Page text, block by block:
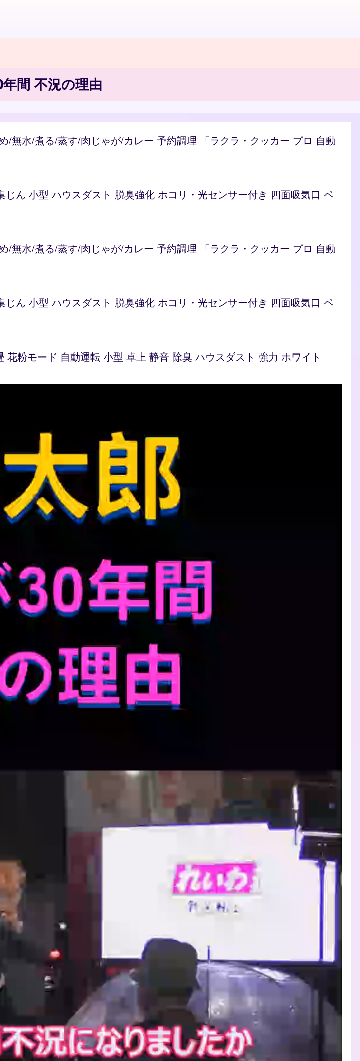
間 不況の理由
無水/煮る/蒸す/肉じゃが/カレー 予約調理 「ラクラ・クッカー プロ 自動
ん 小型 ハウスダスト 脱臭強化 ホコリ・光センサー付き 四面吸気口 ペ
無水/煮る/蒸す/肉じゃが/カレー 予約調理 「ラクラ・クッカー プロ 自動
ん 小型 ハウスダスト 脱臭強化 ホコリ・光センサー付き 四面吸気口 ペ
粉モード 自動運転 小型 卓上 静音 除臭 ハウスダスト 強力 ホワイト